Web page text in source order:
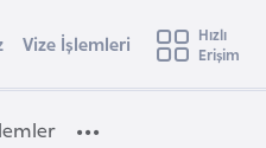
Vize İşlemleri
Hızlı
Erişim